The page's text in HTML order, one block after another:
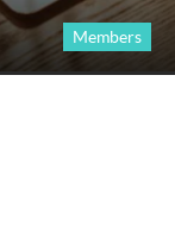
Members